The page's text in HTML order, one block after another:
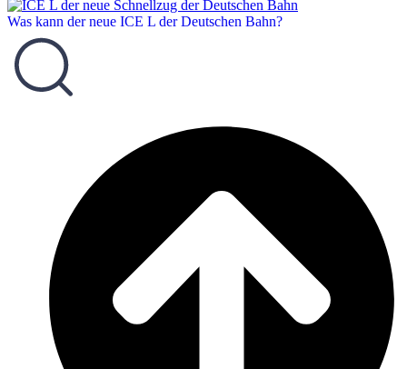
Was kann der neue ICE L der Deutschen Bahn?